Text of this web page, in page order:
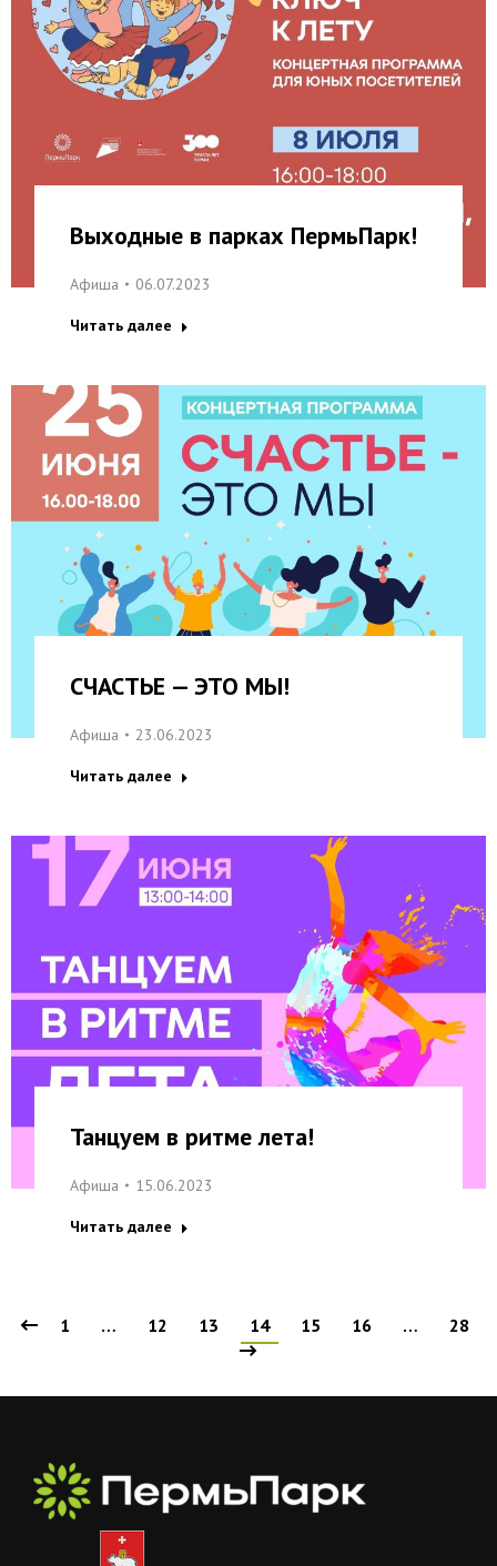
Выходные в парках ПермьПарк!
Афиша 06.07.2023
Читать далее
СЧАСТЬЕ — ЭТО МЫ!
Афиша 23.06.2023
Читать далее
Танцуем в ритме лета!
Афиша 15.06.2023
Читать далее
1 … 12 13 14 15 16 … 28